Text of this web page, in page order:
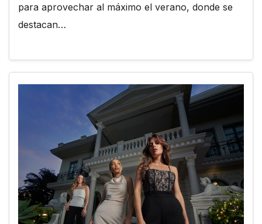
para aprovechar al máximo el verano, donde se
destacan…